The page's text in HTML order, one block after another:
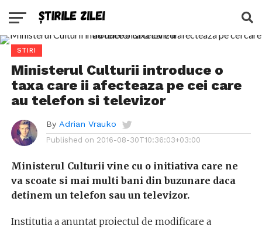
STIRI
Ministerul Culturii introduce o
taxa care ii afecteaza pe cei care
au telefon si televizor
By Adrian Vrauko
Published on 2016-08-30T10:36:03+03:00
Ministerul Culturii vine cu o initiativa care ne
va scoate si mai multi bani din buzunare daca
detinem un telefon sau un televizor.
Institutia a anuntat proiectul de modificare a